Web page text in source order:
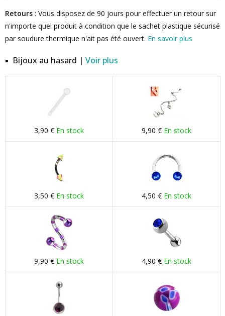
Retours : Vous disposez de 90 jours pour effectuer un retour sur
n'importe quel produit à condition que le sachet plastique sécurisé
par soudure thermique n'ait pas été ouvert. En savoir plus
Bijoux au hasard | Voir plus
3,90 € En stock 9,90 € En stock
3,50 € En stock 4,50 € En stock
9,90 € En stock 4,90 € En stock